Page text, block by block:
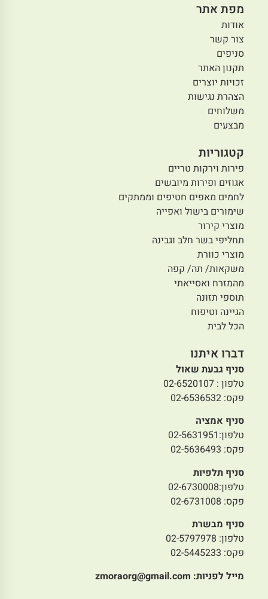
מפת אתר
אודות
צור קשר
סניפים
תקנון האתר
זכויות יוצרים
הצהרת נגישות
משלוחים
מבצעים
קטגוריות
פירות וירקות טריים
אגוזים ופירות מיובשים
לחמים מאפים חטיפים וממתקים
שימורים בישול ואפייה
מוצרי קירור
תחליפי בשר חלב וגבינה
מוצרי כוורת
משקאות/ תה/ קפה
מהמזרח ואסייאתי
תוספי תזונה
הגיינה וטיפוח
הכל לבית
דברו איתנו
סניף גבעת שאול
טלפון : 02-6520107
פקס: 02-6536532
סניף אמציה
טלפון:02-5631951
פקס: 02-5636493
סניף תלפיות
טלפון:02-6730008
פקס: 02-6731008
סניף מבשרת
טלפון: 02-5797978
פקס: 02-5445233
מייל לפניות: zmoraorg@gmail.com